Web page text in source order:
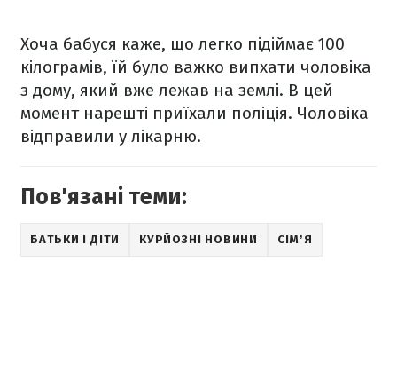
Хоча бабуся каже, що легко підіймає 100
кілограмів, їй було важко випхати чоловіка
з дому, який вже лежав на землі. В цей
момент нарешті приїхали поліція. Чоловіка
відправили у лікарню.
Пов'язані теми:
БАТЬКИ І ДІТИ КУРЙОЗНІ НОВИНИ СІМʼЯ